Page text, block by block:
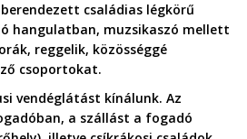
családias légkörű
hangulatban, muzsikaszó mellett
reggelik, közösséggé
csoportokat.
vendéglátást kínálunk. Az
a szállást a fogadó